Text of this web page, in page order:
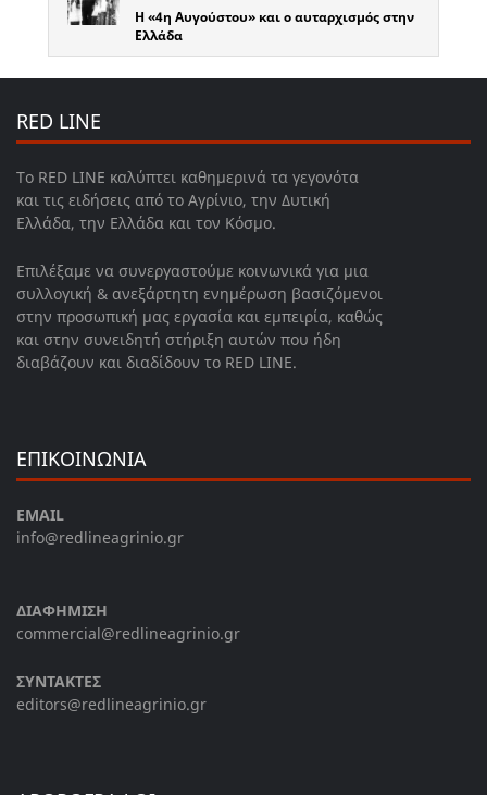
Η «4η Αυγούστου» και ο αυταρχισμός στην
Ελλάδα
RED LINE
Το RED LINE καλύπτει καθημερινά τα γεγονότα
και τις ειδήσεις από το Αγρίνιο, την Δυτική
Ελλάδα, την Ελλάδα και τον Κόσμο.
Επιλέξαμε να συνεργαστούμε κοινωνικά για μια
συλλογική & ανεξάρτητη ενημέρωση βασιζόμενοι
στην προσωπική μας εργασία και εμπειρία, καθώς
και στην συνειδητή στήριξη αυτών που ήδη
διαβάζουν και διαδίδουν το RED LINE.
ΕΠΙΚΟΙΝΩΝΙΑ
EMAIL
info@redlineagrinio.gr
ΔΙΑΦΗΜΙΣΗ
commercial@redlineagrinio.gr
ΣΥΝΤΑΚΤΕΣ
editors@redlineagrinio.gr